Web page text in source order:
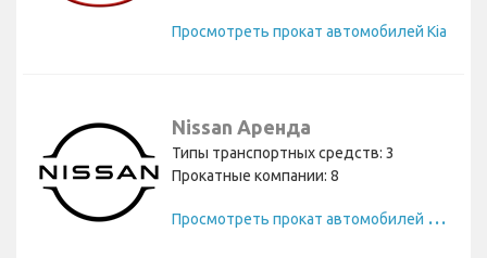
Просмотреть прокат автомобилей Kia
Nissan Аренда
Типы транспортных средств: 3
Прокатные компании: 8
П
росмотреть прокат автомобилей Nissan